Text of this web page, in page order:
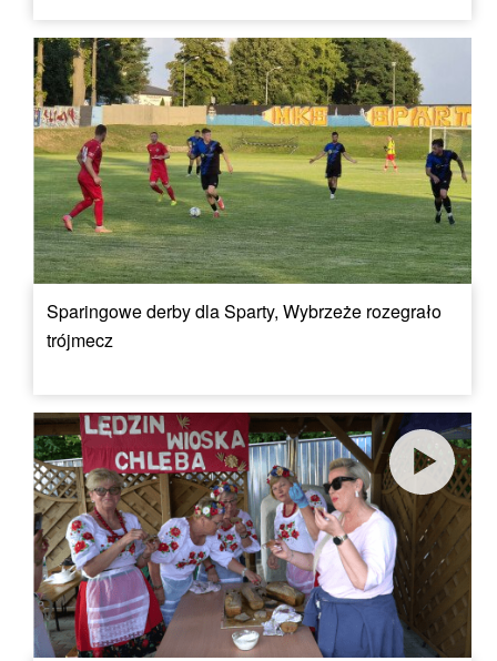
Sparingowe derby dla Sparty, Wybrzeże rozegrało
trójmecz